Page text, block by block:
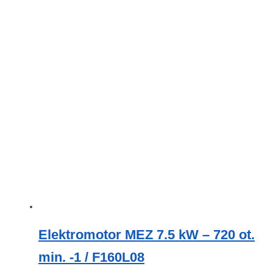
Elektromotor MEZ 7.5 kW – 720 ot.
min. -1 / F160L08